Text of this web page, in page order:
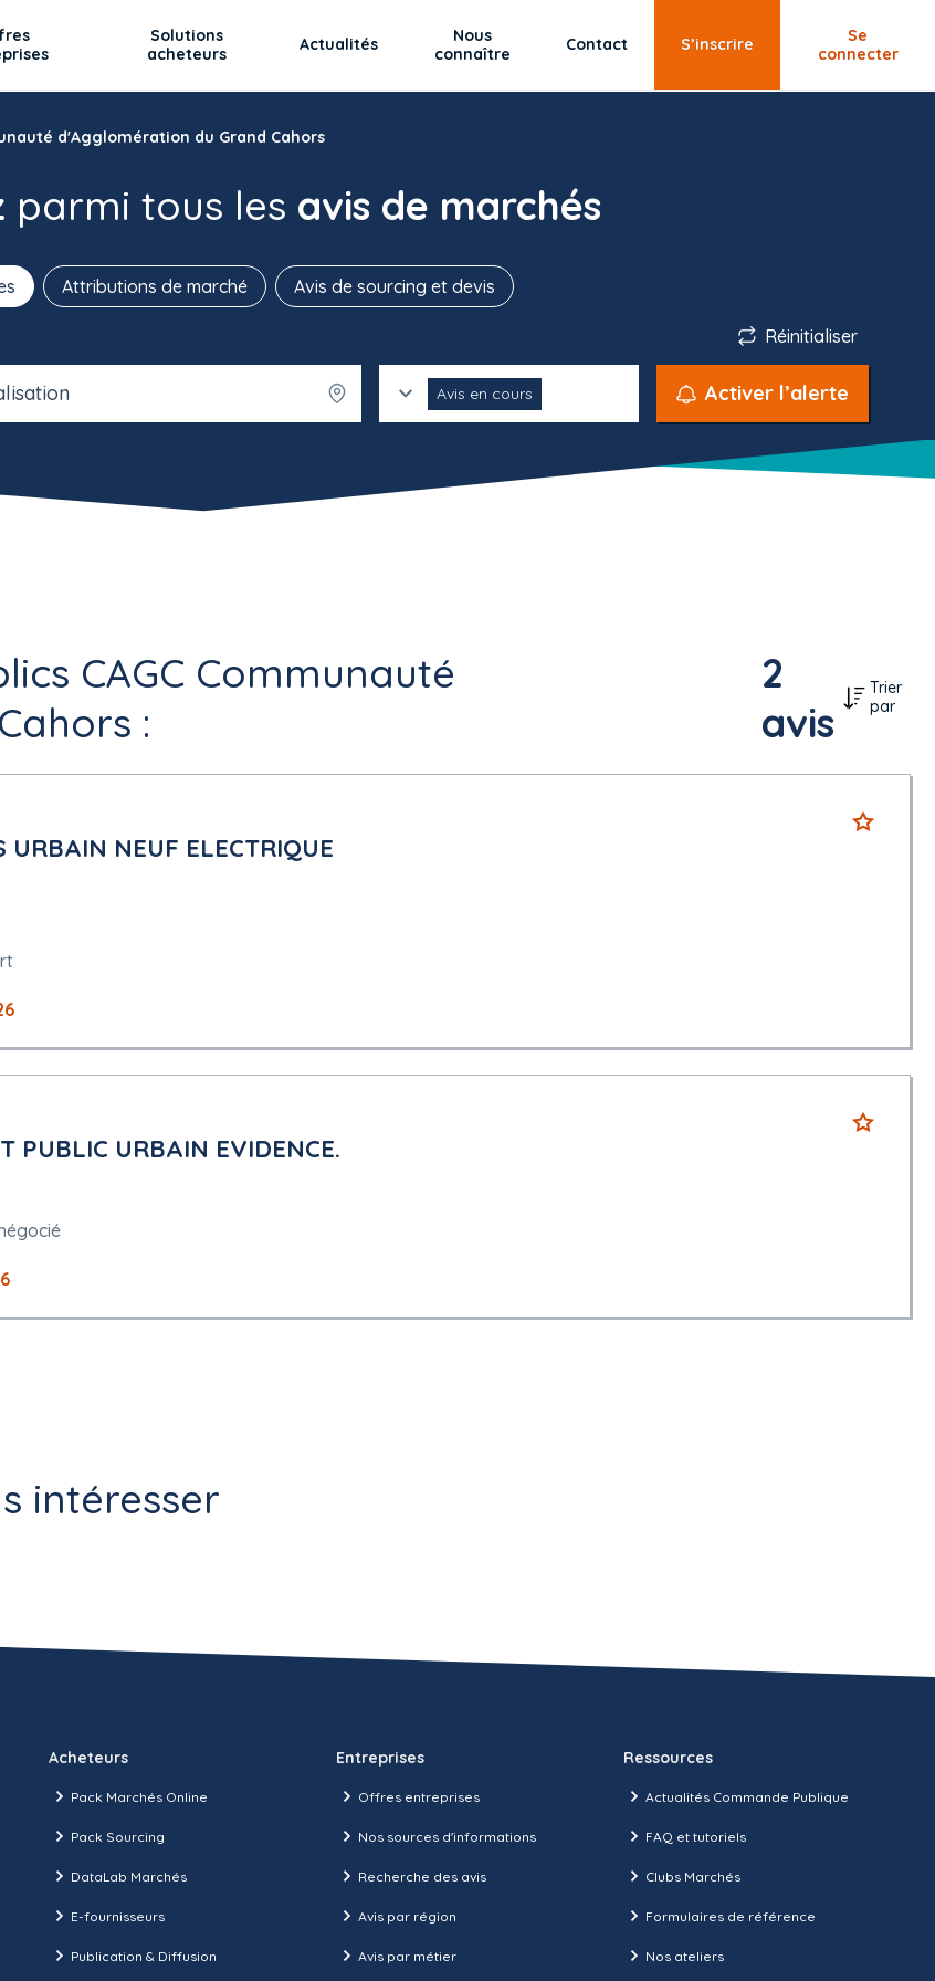
Solutions
acheteurs
Actualités
Nous
connaître
Contact S’inscrire
Se
connecter
parmi tous les avis de marchés
Attributions de marché Avis de sourcing et devis
Réinitialiser
Avis en cours Activer l’alerte
d'Agglomération du Grand Cahors
CAGC Communauté
:
2
avis
Trier
par
NEUF ELECTRIQUE
PUBLIC URBAIN EVIDENCE.
intéresser
Acheteurs
Pack Marchés Online
Pack Sourcing
DataLab Marchés
E-fournisseurs
Publication & Diffusion
Entreprises
Offres entreprises
Nos sources d'informations
Recherche des avis
Avis par région
Avis par métier
Ressources
Actualités Commande Publique
FAQ et tutoriels
Clubs Marchés
Formulaires de référence
Nos ateliers